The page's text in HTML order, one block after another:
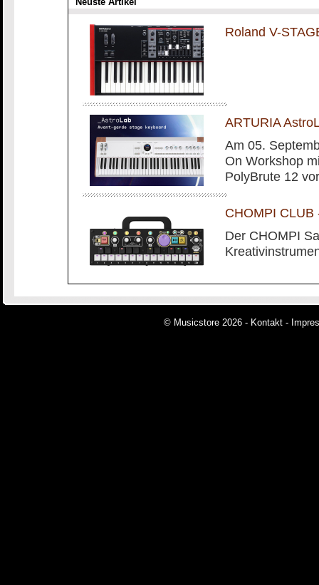
Roland V-
ARTURIA
Am 05.
On Workshop
PolyBrute 12
CHOMPI CLUB
Der CHOMPI
© Musicstore 2026 - Kontakt -